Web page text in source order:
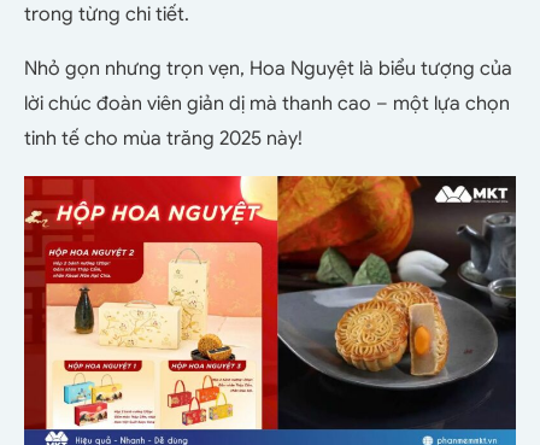
trong từng chi tiết.
Nhỏ gọn nhưng trọn vẹn, Hoa Nguyệt là biểu tượng của
lời chúc đoàn viên giản dị mà thanh cao – một lựa chọn
tinh tế cho mùa trăng 2025 này!